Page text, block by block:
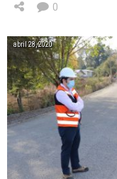
0
abril 28, 2020